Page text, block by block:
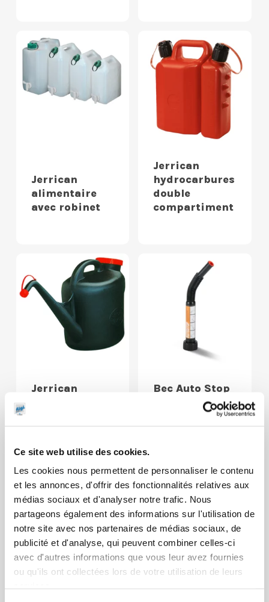
Ce site web utilise des cookies.
Les cookies nous permettent de personnaliser le contenu
et les annonces, d'offrir des fonctionnalités relatives aux
médias sociaux et d'analyser notre trafic. Nous
partageons également des informations sur l'utilisation de
notre site avec nos partenaires de médias sociaux, de
publicité et d'analyse, qui peuvent combiner celles-ci
avec d'autres informations que vous leur avez fournies
ou qu'ils ont collectées lors de votre utilisation de leurs
Jerrican
alimentaire
avec robinet
Jerrican
hydrocarbures
double
compartiment
Jerrican
Bec Auto Stop
pour jerricans
plastiques